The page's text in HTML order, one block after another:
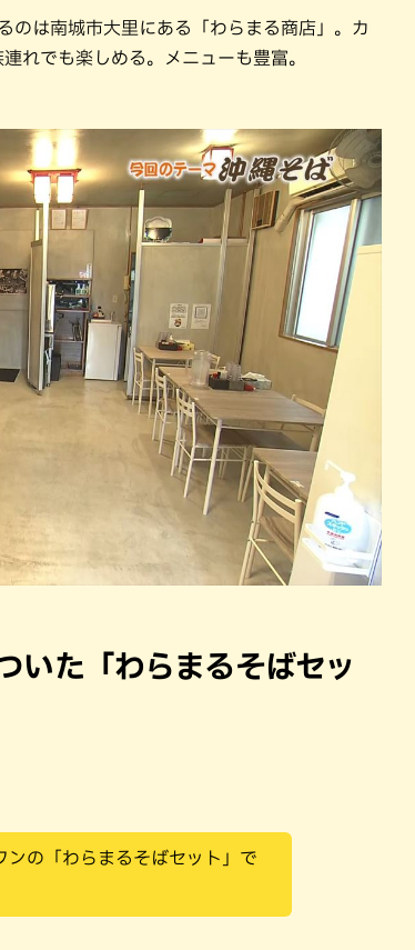
のは南城市大里にある「わらまる商店」。カ
れでも楽しめる。メニューも豊富。
いた「わらまるそばセッ
ンの「わらまるそばセット」で